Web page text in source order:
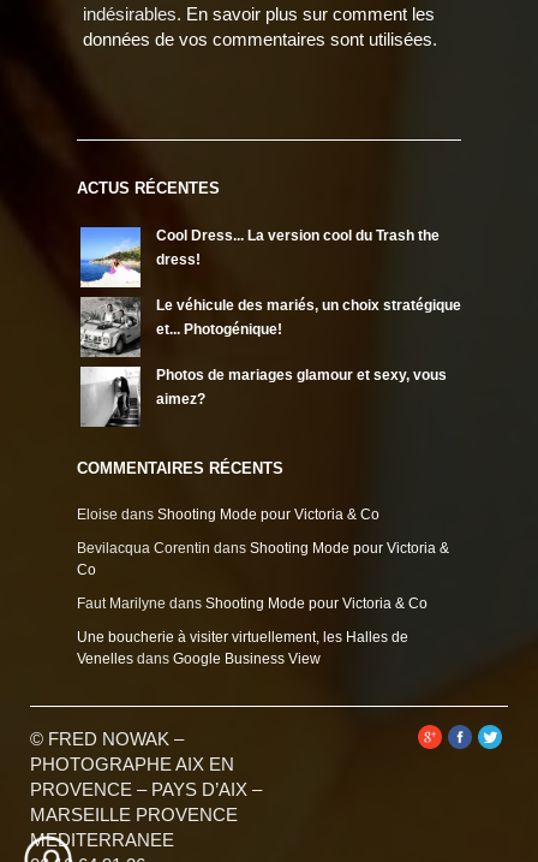
indésirables. En savoir plus sur comment les
données de vos commentaires sont utilisées.
ACTUS RÉCENTES
Cool Dress... La version cool du Trash the
dress!
Le véhicule des mariés, un choix stratégique
et... Photogénique!
Photos de mariages glamour et sexy, vous
aimez?
COMMENTAIRES RÉCENTS
Eloise dans Shooting Mode pour Victoria & Co
Bevilacqua Corentin dans Shooting Mode pour Victoria &
Co
Faut Marilyne dans Shooting Mode pour Victoria & Co
Une boucherie à visiter virtuellement, les Halles de
Venelles dans Google Business View
© FRED NOWAK –
PHOTOGRAPHE AIX EN
PROVENCE – PAYS D’AIX –
MARSEILLE PROVENCE
MEDITERRANEE